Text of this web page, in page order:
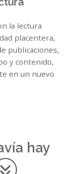
la lectura
placentera,
publicaciones,
y contenido,
en un nuevo
hay